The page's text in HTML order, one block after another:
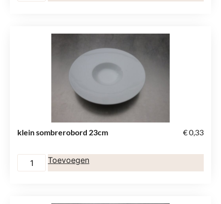
klein sombrerobord 23cm €0,33
Toevoegen